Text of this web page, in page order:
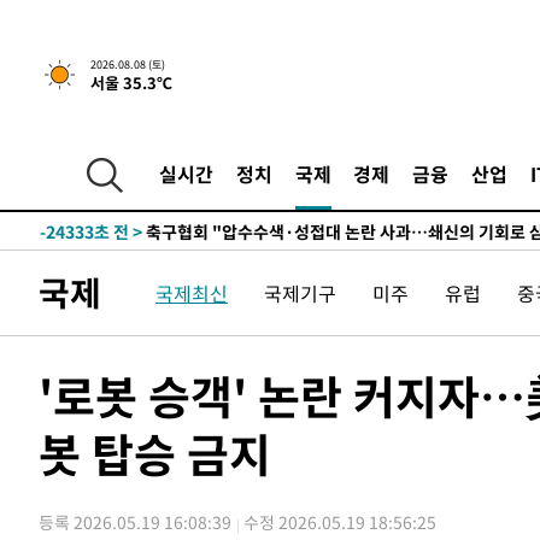
2026.08.08 (토)
서울 35.3℃
실시간 정치 국제 경제 금융 산업
-4597초 전 >[속보]뉴욕증시 상승 마감…S&P 0.6% 나스닥 1.3%↑
-31712초 전 >남자 농구, 나고야 아시안게임서 '홈팀' 일본과 한일전
-27315초 전 >
극한폭염 한풀 꺾이지만…'낮 최고 35도' 무더위, 열대
주 날씨]
-24333초 전 >
-22850초 전 >[속보]'압수수색·성접대 논란' 축구협회 "실망과 걱정 안
-4597초 전 >
[속보]뉴욕증시 상승 마감…S&P 0.6% 나스닥 1.3%↑
-31712초 전 >남자 농구, 나고야 아시안게임서 '홈팀' 일본과 한일전
-27315초 전 > 극한폭염 한풀 꺾이지만…'낮 최고 35도' 무더위, 열대야
주 날씨]
-24333초 전 >
축구협회 "압수수색·성접대 논란 사과…쇄신의 기회로
-22850초 전 >[속보]'압수수색·성접대 논란' 축구협회 "실망과 걱정 안
-4597초 전 >[속보]뉴욕증시 상승 마감…S&P 0.6% 나스닥 1.3%↑
국제 국제최신 국제기구 미주 유럽
'로봇 승객' 논란 커지자…
봇 탑승 금지
등록 2026.05.19 16:08:39 수정 2026.05.19 18:56:25